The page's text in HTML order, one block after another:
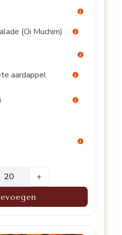
(Oi Muchim)
aardappel
+